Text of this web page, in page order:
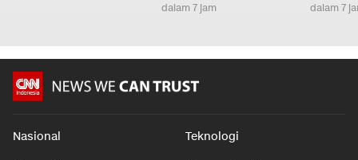
dalam 7 jam dalam 7
Nasional Teknologi